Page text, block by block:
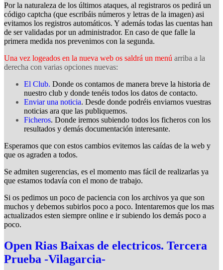
Por la naturaleza de los últimos ataques, al registraros os pedirá un
código captcha (que escribáis números y letras de la imagen) asi
evitamos los registros automáticos. Y además todas las cuentas han
de ser validadas por un administrador. En caso de que falle la
primera medida nos prevenimos con la segunda.
Una vez logeados en la nueva web os saldrá un menú arriba a la
derecha con varias opciones nuevas:
El Club. Donde os contamos de manera breve la historia de
nuestro club y donde tenéis todos los datos de contacto.
Enviar una noticia. Desde donde podréis enviarnos vuestras
noticias ara que las publiquemos.
Ficheros. Donde iremos subiendo todos los ficheros con los
resultados y demás documentación interesante.
Esperamos que con estos cambios evitemos las caídas de la web y
que os agraden a todos.
Se admiten sugerencias, es el momento mas fácil de realizarlas ya
que estamos todavía con el mono de trabajo.
Si os pedimos un poco de paciencia con los archivos ya que son
muchos y debemos subirlos poco a poco. Intentaremos que los mas
actualizados esten siempre online e ir subiendo los demás poco a
poco.
Open Rias Baixas de electricos. Tercera
Prueba -Vilagarcia-